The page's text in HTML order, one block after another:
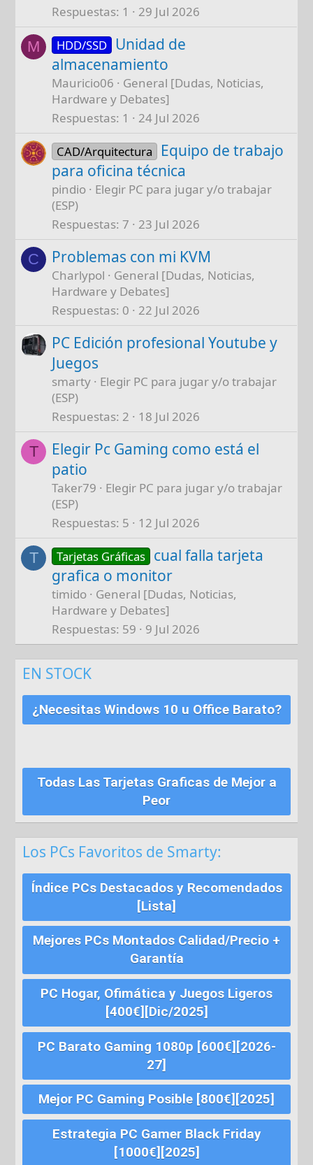
Respuestas 1 29 Jul 2026
M HDD/SSD Unidad de
almacenamiento
Mauricio06
General [Dudas, Noticias,
Hardware y Debates]
Respuestas 1 24 Jul 2026
CAD/Arquitectura
Equipo de trabajo
para oficina técnica
pindio
Elegir PC para jugar y/o trabajar
(ESP)
Respuestas 7 23 Jul 2026
C Problemas con mi KVM
Charlypol
General [Dudas, Noticias,
Hardware y Debates]
Respuestas 0 22 Jul 2026
PC Edición profesional Youtube y
Juegos
smarty
Elegir PC para jugar y/o trabajar
(ESP)
Respuestas 2 18 Jul 2026
T
Elegir Pc Gaming como está el
patio
Taker79
Elegir PC para jugar y/o trabajar
(ESP)
Respuestas 5 12 Jul 2026
T Tarjetas Gráficas cual falla tarjeta
grafica o monitor
timido
General [Dudas, Noticias,
Hardware y Debates]
Respuestas 59 9 Jul 2026
EN STOCK
¿Necesitas Windows 10 u Office Barato?
Todas Las Tarjetas Graficas de Mejor a
Peor
Los PCs Favoritos de Smarty:
Índice PCs Destacados y Recomendados
[Lista]
Mejores PCs Montados Calidad/Precio +
Garantía
PC Hogar, Ofimática y Juegos Ligeros
[400€][Dic/2025]
PC Barato Gaming 1080p [600€][2026-
27]
Mejor PC Gaming Posible [800€][2025]
Estrategia PC Gamer Black Friday
[1000€][2025]